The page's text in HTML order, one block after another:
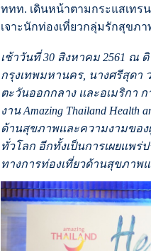
ททท. เดินหน้าตามกระแสเทร
เจาะนักท่องเที่ยวกลุ่มรักสุขภ
เช้าวันที่ 30 สิงหาคม 2561 ณ ดิ
กรุงเทพมหานคร, นางศรีสุดา
ตะวันออกกลาง และอเมริกา
งาน Amazing Thailand Health
ด้านสุขภาพและความงามของ
ทั่วโลก อีกทั้งเป็นการเผยแพ
ทางการท่องเที่ยวด้านสุขภาพ